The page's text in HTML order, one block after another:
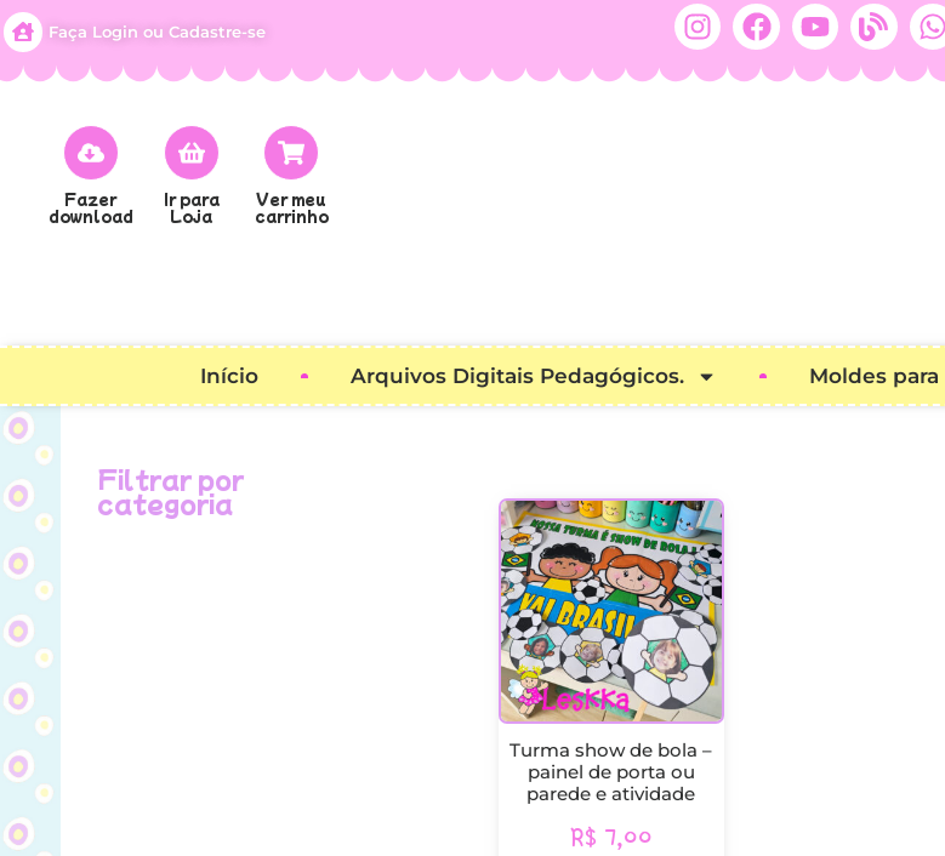
Faça Login ou Cadastre-se
Fazer
download
Ir para
Loja
Ver meu
carrinho
Início Arquivos Digitais Pedagógicos. Moldes para
Filtrar por
categoria
Turma show de bola –
painel de porta ou
parede e atividade
R$ 7,00